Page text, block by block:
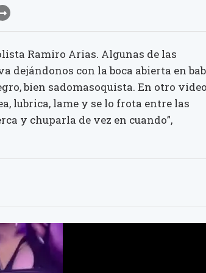
Ramiro Arias. Algunas de las
dejándonos con la boca abierta en
bien sadomasoquista. En otro
lubrica, lame y se lo frota entre las
y chuparla de vez en cuando”,